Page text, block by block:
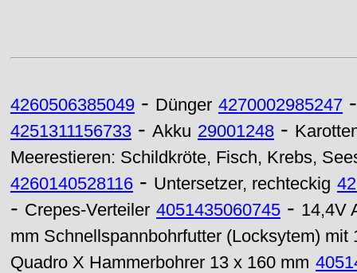
4260506385049 - Dünger 4270002985247
4251311156733 - Akku 29001248 -
Meerestieren: Schildkröte, Fisch, Krebs,
4260140528116 - Untersetzer, rechteckig
- Crepes-Verteiler 4051435060745 - 14,4V
mm Schnellspannbohrfutter (Locksytem) mit
Quadro X Hammerbohrer 13 x 160 mm